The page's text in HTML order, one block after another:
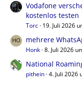
Vodafone
kostenlos testen
Torc 19. Juli 2026
mehrere
Honk 8. Juli 2026
National
pithein 4. Juli 2026